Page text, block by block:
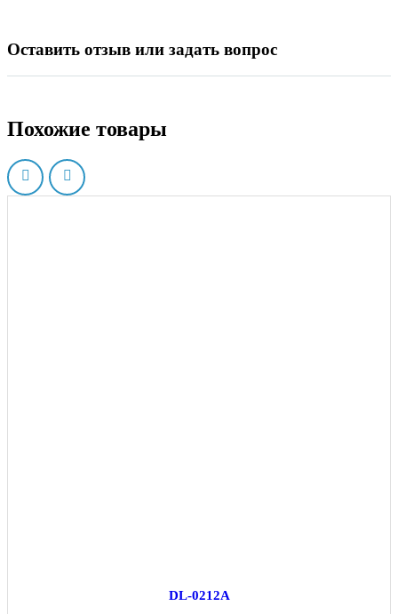
Оставить отзыв или задать вопрос
Похожие товары
DL-0212A